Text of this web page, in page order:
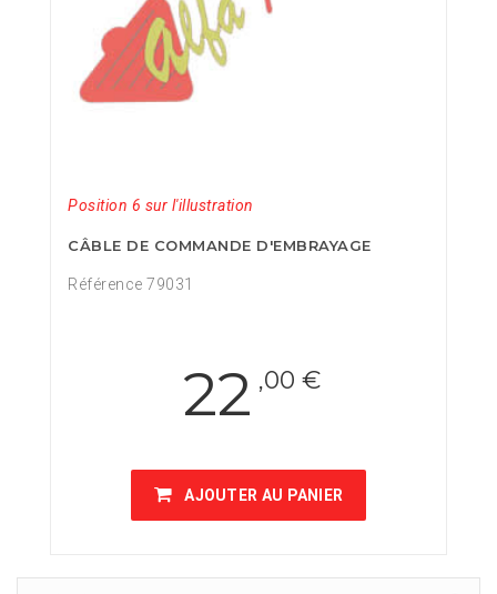
Position 6 sur l'illustration
CÂBLE DE COMMANDE D'EMBRAYAGE
Référence 79031
22 ,00 €
AJOUTER AU PANIER